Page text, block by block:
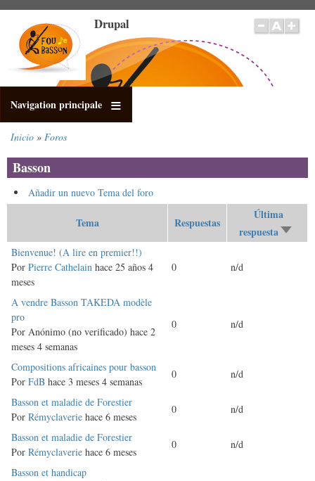
contenido
principal
Drupal
Navigation principale
enlaces
de
ayuda
a
navegación
Inicio Foros
Basson
Añadir un nuevo Tema del foro
Tema Respuestas
Última
respuesta
Tema
fijo
Bienvenue! (A lire en premier!!)
Por Pierre Cathelain hace 25 años 4
meses
0 n/d
Discusión
normal
A vendre Basson TAKEDA modèle
pro
Por Anónimo (no verificado) hace 2
meses 4 semanas
0 n/d
Discusión
normal
Compositions africaines pour basson
Por FdB hace 3 meses 4 semanas
0 n/d
Discusión
normal
Basson et maladie de Forestier
Por Rémyclaverie hace 6 meses
0 n/d
Discusión
normal
Basson et maladie de Forestier
Por Rémyclaverie hace 6 meses
0 n/d
Discusión
Basson et handicap